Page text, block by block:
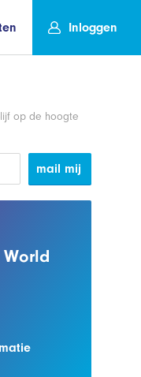
Inloggen
op de hoogte
mail mij